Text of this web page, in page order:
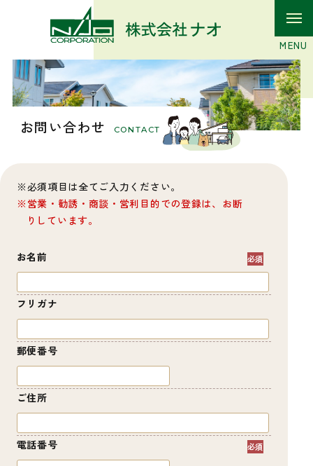
お問い合わせ CONTACT
必須項目は全てご入力ください。
営業・勧誘・商談・営利目的での登録は、お断
りしています。
お名前
フリガナ
郵便番号
ご住所
電話番号